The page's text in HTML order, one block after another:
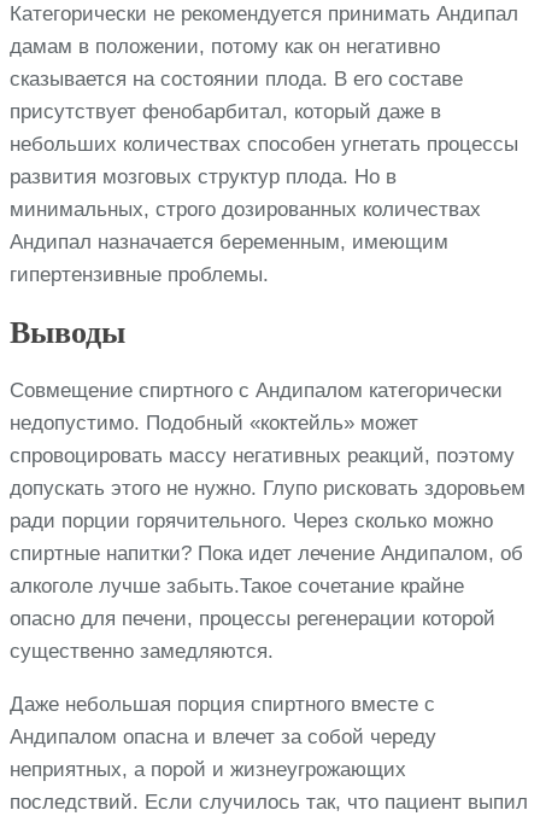
Категорически не рекомендуется принимать Андипал
дамам в положении, потому как он негативно
сказывается на состоянии плода. В его составе
присутствует фенобарбитал, который даже в
небольших количествах способен угнетать процессы
развития мозговых структур плода. Но в
минимальных, строго дозированных количествах
Андипал назначается беременным, имеющим
гипертензивные проблемы.
Выводы
Совмещение спиртного с Андипалом категорически
недопустимо. Подобный «коктейль» может
спровоцировать массу негативных реакций, поэтому
допускать этого не нужно. Глупо рисковать здоровьем
ради порции горячительного. Через сколько можно
спиртные напитки? Пока идет лечение Андипалом, об
алкоголе лучше забыть.Такое сочетание крайне
опасно для печени, процессы регенерации которой
существенно замедляются.
Даже небольшая порция спиртного вместе с
Андипалом опасна и влечет за собой череду
неприятных, а порой и жизнеугрожающих
последствий. Если случилось так, что пациент выпил